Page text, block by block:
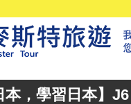
本，學習日本】